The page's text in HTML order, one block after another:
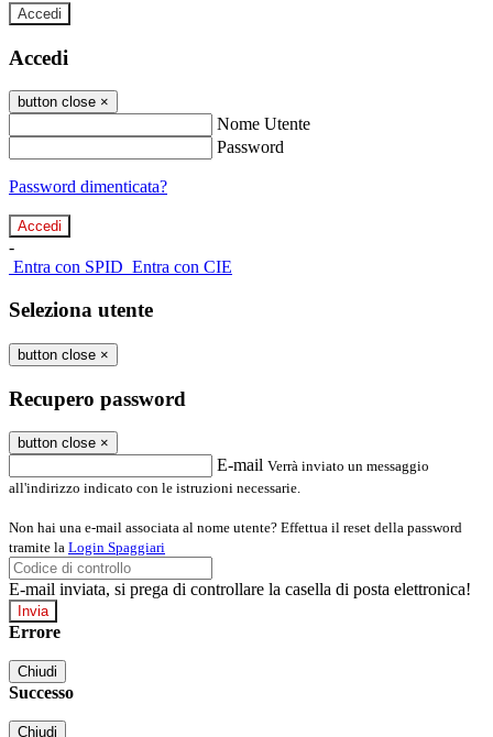
Accedi
Accedi
button close ×
Nome Utente
Password
Password dimenticata?
-
Entra con SPID Entra con CIE
Seleziona utente
button close ×
Recupero password
button close ×
E-mail Verrà inviato un messaggio
all'indirizzo indicato con le istruzioni necessarie.
Non hai una e-mail associata al nome utente? Effettua il reset della password
tramite la Login Spaggiari
E-mail inviata, si prega di controllare la casella di posta elettronica!
Errore
Chiudi
Successo
Chiudi